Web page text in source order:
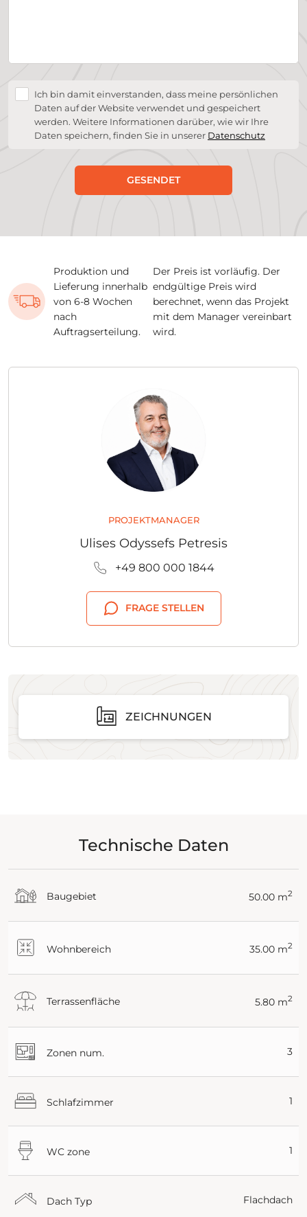
Ich bin damit einverstanden, dass meine persönlichen
Daten auf der Website verwendet und gespeichert
werden. Weitere Informationen darüber, wie wir Ihre
Daten speichern, finden Sie in unserer Datenschutz
GESENDET
Produktion und
Lieferung innerhalb
von 6-8 Wochen
nach
Auftragserteilung.
Der Preis ist vorläufig. Der
endgültige Preis wird
berechnet, wenn das Projekt
mit dem Manager vereinbart
wird.
PROJEKTMANAGER
Ulises Odyssefs Petresis
+49 800 000 1844
FRAGE STELLEN
ZEICHNUNGEN
Technische Daten
Baugebiet 50.00 m2
Wohnbereich 35.00 m2
Terrassenfläche 5.80 m2
Zonen num. 3
Schlafzimmer 1
WC zone 1
Dach Typ Flachdach